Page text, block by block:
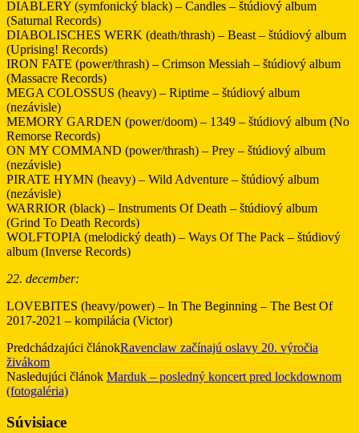
DIABLERY (symfonický black) – Candles – štúdiový album
(Saturnal Records)
DIABOLISCHES WERK (death/thrash) – Beast – štúdiový album
(Uprising! Records)
IRON FATE (power/thrash) – Crimson Messiah – štúdiový album
(Massacre Records)
MEGA COLOSSUS (heavy) – Riptime – štúdiový album
(nezávisle)
MEMORY GARDEN (power/doom) – 1349 – štúdiový album (No
Remorse Records)
ON MY COMMAND (power/thrash) – Prey – štúdiový album
(nezávisle)
PIRATE HYMN (heavy) – Wild Adventure – štúdiový album
(nezávisle)
WARRIOR (black) – Instruments Of Death – štúdiový album
(Grind To Death Records)
WOLFTOPIA (melodický death) – Ways Of The Pack – štúdiový
album (Inverse Records)
22. december:
LOVEBITES (heavy/power) – In The Beginning – The Best Of
2017-2021 – kompilácia (Victor)
Predchádzajúci článokRavenclaw začínajú oslavy 20. výročia
živákom
Nasledujúci článok Marduk – posledný koncert pred lockdownom
(fotogaléria)
Súvisiace